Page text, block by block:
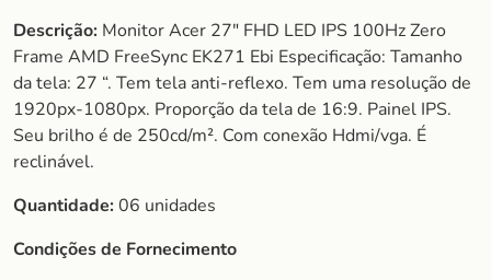
Descrição: Monitor Acer 27″ FHD LED IPS 100Hz Zero
Frame AMD FreeSync EK271 Ebi Especificação: Tamanho
da tela: 27 “. Tem tela anti-reflexo. Tem uma resolução de
1920px-1080px. Proporção da tela de 16:9. Painel IPS.
Seu brilho é de 250cd/m². Com conexão Hdmi/vga. É
reclinável.
Quantidade:06 unidades
Condições de Fornecimento